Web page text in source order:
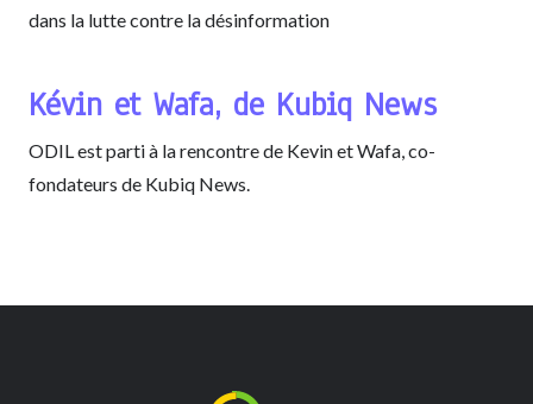
dans la lutte contre la désinformation
Kévin et Wafa, de Kubiq News
ODIL est parti à la rencontre de Kevin et Wafa, co-
fondateurs de Kubiq News.